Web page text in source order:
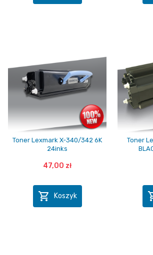
Toner Lexmark X-340/342 6K
24inks
47,00 zł
 Koszyk
Toner